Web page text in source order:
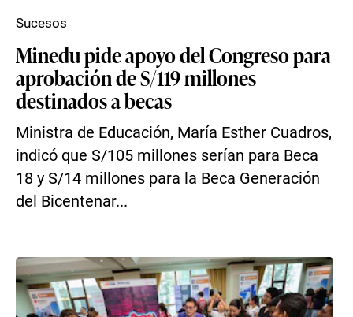
Minedu pide apoyo del Congreso para
aprobación de S/119 millones
destinados a becas
Ministra de Educación, María Esther Cuadros,
indicó que S/105 millones serían para Beca
18 y S/14 millones para la Beca Generación
del Bicentenar...
Sucesos